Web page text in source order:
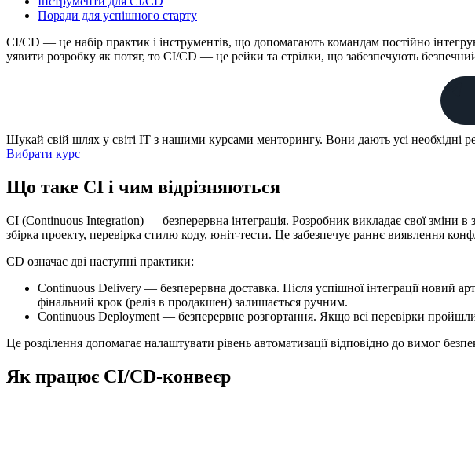
Поради для успішного старту
CI/CD — це набір практик і інструментів, що допомагають командам постійно
уявити розробку як потяг, то CI/CD — це рейки та стрілки, що забезпечують
Шукай свій шлях у світі IT з нашими курсами менторингу. Вони дають усі необхідні
Вибрати курс
Що таке CI і чим відрізняються
CI (Continuous Integration) — безперервна інтеграція. Розробник викладає свої зміни в
збірка проекту, перевірка стилю коду, юніт-тести. Це забезпечує раннє виявлення
CD означає дві наступні практики:
Continuous Delivery — безперервна доставка. Після успішної інтеграції новий
фінальний крок (реліз в продакшен) залишається ручним.
Continuous Deployment — безперервне розгортання. Якщо всі перевірки
Це розділення допомагає налаштувати рівень автоматизації відповідно до вимог
Як працює CI/CD-конвеєр